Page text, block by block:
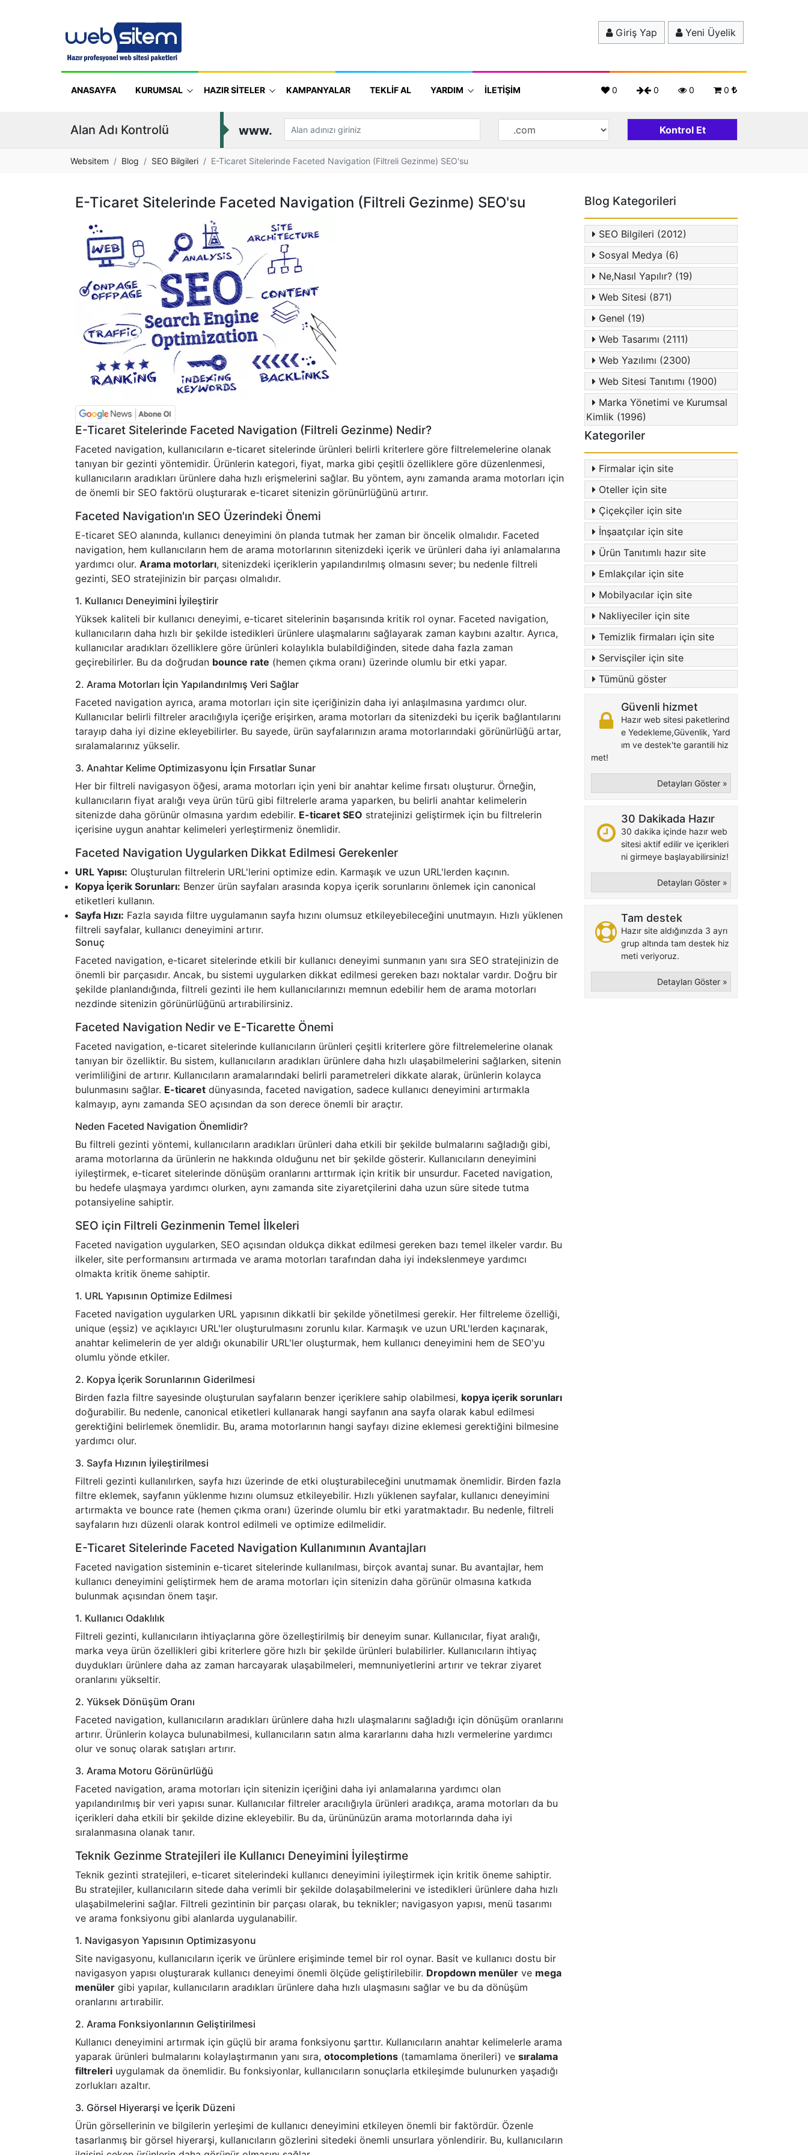
Giriş Yap Yeni Üyelik
0
0
0
0
ANASAYFA KURUMSAL HAZIR SİTELER KAMPANYALAR TEKLİF AL YARDIM İLETİŞİM
Alan Adı Kontrolü www.
Websitem Blog SEO Bilgileri E-Ticaret Sitelerinde Faceted Navigation (Filtreli Gezinme) SEO'su
E-Ticaret Sitelerinde Faceted Navigation (Filtreli Gezinme) SEO'su
E-Ticaret Sitelerinde Faceted Navigation (Filtreli Gezinme) Nedir?
Faceted navigation, kullanıcıların e-ticaret sitelerinde ürünleri belirli kriterlere göre filtrelemelerine olanak
tanıyan bir gezinti yöntemidir. Ürünlerin kategori, fiyat, marka gibi çeşitli özelliklere göre düzenlenmesi,
kullanıcıların aradıkları ürünlere daha hızlı erişmelerini sağlar. Bu yöntem, aynı zamanda arama motorları için
de önemli bir SEO faktörü oluşturarak e-ticaret sitenizin görünürlüğünü artırır.
Faceted Navigation'ın SEO Üzerindeki Önemi
E-ticaret SEO alanında, kullanıcı deneyimini ön planda tutmak her zaman bir öncelik olmalıdır. Faceted
navigation, hem kullanıcıların hem de arama motorlarının sitenizdeki içerik ve ürünleri daha iyi anlamalarına
yardımcı olur. Arama motorları, sitenizdeki içeriklerin yapılandırılmış olmasını sever; bu nedenle filtreli
gezinti, SEO stratejinizin bir parçası olmalıdır.
1. Kullanıcı Deneyimini İyileştirir
Yüksek kaliteli bir kullanıcı deneyimi, e-ticaret sitelerinin başarısında kritik rol oynar. Faceted navigation,
kullanıcıların daha hızlı bir şekilde istedikleri ürünlere ulaşmalarını sağlayarak zaman kaybını azaltır. Ayrıca,
kullanıcılar aradıkları özelliklere göre ürünleri kolaylıkla bulabildiğinden, sitede daha fazla zaman
geçirebilirler. Bu da doğrudan bounce rate (hemen çıkma oranı) üzerinde olumlu bir etki yapar.
2. Arama Motorları İçin Yapılandırılmış Veri Sağlar
Faceted navigation ayrıca, arama motorları için site içeriğinizin daha iyi anlaşılmasına yardımcı olur.
Kullanıcılar belirli filtreler aracılığıyla içeriğe erişirken, arama motorları da sitenizdeki bu içerik bağlantılarını
tarayıp daha iyi dizine ekleyebilirler. Bu sayede, ürün sayfalarınızın arama motorlarındaki görünürlüğü artar,
sıralamalarınız yükselir.
3. Anahtar Kelime Optimizasyonu İçin Fırsatlar Sunar
Her bir filtreli navigasyon öğesi, arama motorları için yeni bir anahtar kelime fırsatı oluşturur. Örneğin,
kullanıcıların fiyat aralığı veya ürün türü gibi filtrelerle arama yaparken, bu belirli anahtar kelimelerin
sitenizde daha görünür olmasına yardım edebilir. E-ticaret SEO stratejinizi geliştirmek için bu filtrelerin
içerisine uygun anahtar kelimeleri yerleştirmeniz önemlidir.
Faceted Navigation Uygularken Dikkat Edilmesi Gerekenler
URL Yapısı: Oluşturulan filtrelerin URL'lerini optimize edin. Karmaşık ve uzun URL'lerden kaçının.
Kopya İçerik Sorunları: Benzer ürün sayfaları arasında kopya içerik sorunlarını önlemek için canonical
etiketleri kullanın.
Sayfa Hızı: Fazla sayıda filtre uygulamanın sayfa hızını olumsuz etkileyebileceğini unutmayın. Hızlı yüklenen
filtreli sayfalar, kullanıcı deneyimini artırır.
Sonuç
Faceted navigation, e-ticaret sitelerinde etkili bir kullanıcı deneyimi sunmanın yanı sıra SEO stratejinizin de
önemli bir parçasıdır. Ancak, bu sistemi uygularken dikkat edilmesi gereken bazı noktalar vardır. Doğru bir
şekilde planlandığında, filtreli gezinti ile hem kullanıcılarınızı memnun edebilir hem de arama motorları
nezdinde sitenizin görünürlüğünü artırabilirsiniz.
Faceted Navigation Nedir ve E-Ticarette Önemi
Faceted navigation, e-ticaret sitelerinde kullanıcıların ürünleri çeşitli kriterlere göre filtrelemelerine olanak
tanıyan bir özelliktir. Bu sistem, kullanıcıların aradıkları ürünlere daha hızlı ulaşabilmelerini sağlarken, sitenin
verimliliğini de artırır. Kullanıcıların aramalarındaki belirli parametreleri dikkate alarak, ürünlerin kolayca
bulunmasını sağlar. E-ticaret dünyasında, faceted navigation, sadece kullanıcı deneyimini artırmakla
kalmayıp, aynı zamanda SEO açısından da son derece önemli bir araçtır.
Neden Faceted Navigation Önemlidir?
Bu filtreli gezinti yöntemi, kullanıcıların aradıkları ürünleri daha etkili bir şekilde bulmalarını sağladığı gibi,
arama motorlarına da ürünlerin ne hakkında olduğunu net bir şekilde gösterir. Kullanıcıların deneyimini
iyileştirmek, e-ticaret sitelerinde dönüşüm oranlarını arttırmak için kritik bir unsurdur. Faceted navigation,
bu hedefe ulaşmaya yardımcı olurken, aynı zamanda site ziyaretçilerini daha uzun süre sitede tutma
potansiyeline sahiptir.
SEO için Filtreli Gezinmenin Temel İlkeleri
Faceted navigation uygularken, SEO açısından oldukça dikkat edilmesi gereken bazı temel ilkeler vardır. Bu
ilkeler, site performansını artırmada ve arama motorları tarafından daha iyi indekslenmeye yardımcı
olmakta kritik öneme sahiptir.
1. URL Yapısının Optimize Edilmesi
Faceted navigation uygularken URL yapısının dikkatli bir şekilde yönetilmesi gerekir. Her filtreleme özelliği,
unique (eşsiz) ve açıklayıcı URL'ler oluşturulmasını zorunlu kılar. Karmaşık ve uzun URL'lerden kaçınarak,
anahtar kelimelerin de yer aldığı okunabilir URL'ler oluşturmak, hem kullanıcı deneyimini hem de SEO'yu
olumlu yönde etkiler.
2. Kopya İçerik Sorunlarının Giderilmesi
Birden fazla filtre sayesinde oluşturulan sayfaların benzer içeriklere sahip olabilmesi, kopya içerik sorunları
doğurabilir. Bu nedenle, canonical etiketleri kullanarak hangi sayfanın ana sayfa olarak kabul edilmesi
gerektiğini belirlemek önemlidir. Bu, arama motorlarının hangi sayfayı dizine eklemesi gerektiğini bilmesine
yardımcı olur.
3. Sayfa Hızının İyileştirilmesi
Filtreli gezinti kullanılırken, sayfa hızı üzerinde de etki oluşturabileceğini unutmamak önemlidir. Birden fazla
filtre eklemek, sayfanın yüklenme hızını olumsuz etkileyebilir. Hızlı yüklenen sayfalar, kullanıcı deneyimini
artırmakta ve bounce rate (hemen çıkma oranı) üzerinde olumlu bir etki yaratmaktadır. Bu nedenle, filtreli
sayfaların hızı düzenli olarak kontrol edilmeli ve optimize edilmelidir.
E-Ticaret Sitelerinde Faceted Navigation Kullanımının Avantajları
Faceted navigation sisteminin e-ticaret sitelerinde kullanılması, birçok avantaj sunar. Bu avantajlar, hem
kullanıcı deneyimini geliştirmek hem de arama motorları için sitenizin daha görünür olmasına katkıda
bulunmak açısından önem taşır.
1. Kullanıcı Odaklılık
Filtreli gezinti, kullanıcıların ihtiyaçlarına göre özelleştirilmiş bir deneyim sunar. Kullanıcılar, fiyat aralığı,
marka veya ürün özellikleri gibi kriterlere göre hızlı bir şekilde ürünleri bulabilirler. Kullanıcıların ihtiyaç
duydukları ürünlere daha az zaman harcayarak ulaşabilmeleri, memnuniyetlerini artırır ve tekrar ziyaret
oranlarını yükseltir.
2. Yüksek Dönüşüm Oranı
Faceted navigation, kullanıcıların aradıkları ürünlere daha hızlı ulaşmalarını sağladığı için dönüşüm oranlarını
artırır. Ürünlerin kolayca bulunabilmesi, kullanıcıların satın alma kararlarını daha hızlı vermelerine yardımcı
olur ve sonuç olarak satışları artırır.
3. Arama Motoru Görünürlüğü
Faceted navigation, arama motorları için sitenizin içeriğini daha iyi anlamalarına yardımcı olan
yapılandırılmış bir veri yapısı sunar. Kullanıcılar filtreler aracılığıyla ürünleri aradıkça, arama motorları da bu
içerikleri daha etkili bir şekilde dizine ekleyebilir. Bu da, ürününüzün arama motorlarında daha iyi
sıralanmasına olanak tanır.
Teknik Gezinme Stratejileri ile Kullanıcı Deneyimini İyileştirme
Teknik gezinti stratejileri, e-ticaret sitelerindeki kullanıcı deneyimini iyileştirmek için kritik öneme sahiptir.
Bu stratejiler, kullanıcıların sitede daha verimli bir şekilde dolaşabilmelerini ve istedikleri ürünlere daha hızlı
ulaşabilmelerini sağlar. Filtreli gezintinin bir parçası olarak, bu teknikler; navigasyon yapısı, menü tasarımı
ve arama fonksiyonu gibi alanlarda uygulanabilir.
1. Navigasyon Yapısının Optimizasyonu
Site navigasyonu, kullanıcıların içerik ve ürünlere erişiminde temel bir rol oynar. Basit ve kullanıcı dostu bir
navigasyon yapısı oluşturarak kullanıcı deneyimi önemli ölçüde geliştirilebilir. Dropdown menüler ve mega
menüler gibi yapılar, kullanıcıların aradıkları ürünlere daha hızlı ulaşmasını sağlar ve bu da dönüşüm
oranlarını artırabilir.
2. Arama Fonksiyonlarının Geliştirilmesi
Kullanıcı deneyimini artırmak için güçlü bir arama fonksiyonu şarttır. Kullanıcıların anahtar kelimelerle arama
yaparak ürünleri bulmalarını kolaylaştırmanın yanı sıra, otocompletions (tamamlama önerileri) ve sıralama
filtreleri uygulamak da önemlidir. Bu fonksiyonlar, kullanıcıların sonuçlarla etkileşimde bulunurken yaşadığı
zorlukları azaltır.
3. Görsel Hiyerarşi ve İçerik Düzeni
Ürün görsellerinin ve bilgilerin yerleşimi de kullanıcı deneyimini etkileyen önemli bir faktördür. Özenle
tasarlanmış bir görsel hiyerarşi, kullanıcıların gözlerini sitedeki önemli unsurlara yönlendirir. Bu, kullanıcıların
Blog Kategorileri
SEO Bilgileri (2012)
Sosyal Medya (6)
Ne,Nasıl Yapılır? (19)
Web Sitesi (871)
Genel (19)
Web Tasarımı (2111)
Web Yazılımı (2300)
Web Sitesi Tanıtımı (1900)
Marka Yönetimi ve Kurumsal
Kimlik (1996)
Kategoriler
Firmalar için site
Oteller için site
Çiçekçiler için site
İnşaatçılar için site
Ürün Tanıtımlı hazır site
Emlakçılar için site
Mobilyacılar için site
Nakliyeciler için site
Temizlik firmaları için site
Servisçiler için site
Tümünü göster
Güvenli hizmet
Hazır web sitesi paketlerind
e Yedekleme,Güvenlik, Yard
ım ve destek'te garantili hiz
met!
Detayları Göster »
30 Dakikada Hazır
30 dakika içinde hazır web
sitesi aktif edilir ve içerikleri
ni girmeye başlayabilirsiniz!
Detayları Göster »
Tam destek
Hazır site aldığınızda 3 ayrı
grup altında tam destek hiz
meti veriyoruz.
Detayları Göster »